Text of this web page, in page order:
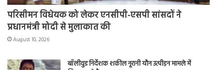
परिसीमन विधेयक को लेकर एनसीपी-एसपी सांसदों ने
प्रधानमंत्री मोदी से मुलाकात की
August 10, 2026
बॉलीवुड निर्देशक शकील नूरानी यौन उत्पीड़न मामले में